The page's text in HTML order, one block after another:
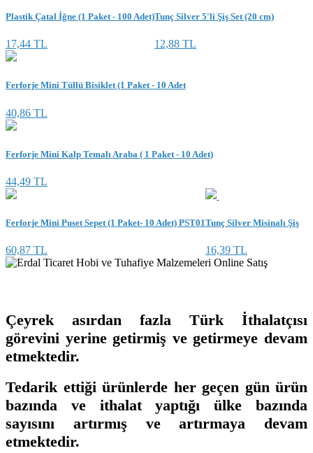
Plastik Çatal İğne (1 Paket - 100 Adet)
17,44 TL
Tunç Silver 5'li Şiş Set (20 cm)
12,88 TL
Ferforje Mini Tüllü Bisiklet (1 Paket - 10 Adet
40,86 TL
Ferforje Mini Kalp Temalı Araba ( 1 Paket - 10 Adet)
44,49 TL
Ferforje Mini Puset Sepet (1 Paket- 10 Adet) PST01
60,87 TL
Tunç Silver Misinalı Şiş
16,39 TL
Çeyrek asırdan fazla Türk İthalatçısı
görevini yerine getirmiş ve getirmeye devam
etmektedir.
Tedarik ettiği ürünlerde her geçen gün ürün
bazında ve ithalat yaptığı ülke bazında
sayısını artırmış ve artırmaya devam
etmektedir.